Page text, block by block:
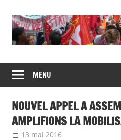
content
de
syndicats
CGT
insertion
probation
MENU
NOUVEL APPEL A
AMPLIFIONS LA
13 mai 2016